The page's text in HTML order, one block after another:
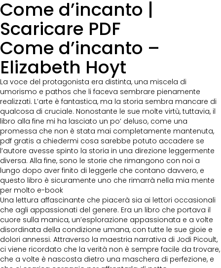
Come d’incanto |
Scaricare PDF
Come d’incanto –
Elizabeth Hoyt
La voce del protagonista era distinta, una miscela di
umorismo e pathos che li faceva sembrare pienamente
realizzati. L’arte è fantastica, ma la storia sembra mancare di
qualcosa di cruciale. Nonostante le sue molte virtù, tuttavia, il
libro alla fine mi ha lasciato un po’ deluso, come una
promessa che non è stata mai completamente mantenuta,
pdf gratis a chiedermi cosa sarebbe potuto accadere se
l’autore avesse spinto la storia in una direzione leggermente
diversa. Alla fine, sono le storie che rimangono con noi a
lungo dopo aver finito di leggerle che contano davvero, e
questo libro è sicuramente uno che rimarrà nella mia mente
per molto e-book
Una lettura affascinante che piacerà sia ai lettori occasionali
che agli appassionati del genere. Era un libro che portava il
cuore sulla manica, un’esplorazione appassionata e a volte
disordinata della condizione umana, con tutte le sue gioie e
dolori annessi. Attraverso la maestria narrativa di Jodi Picoult,
ci viene ricordato che la verità non è sempre facile da trovare,
che a volte è nascosta dietro una maschera di perfezione, e